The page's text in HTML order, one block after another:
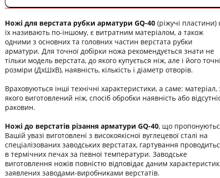
Ножі для верстата рубки арматури GQ-40 (ріжучі пластини)
їх називають по-іншому, є витратним матеріалом, а також
одними з основних та головних частин верстата рубки
арматури. Для точної добірки ножа рекомендується знати не
тільки модель верстата, до якого купується ніж, але і його
розміри (ДхШхВ), наявність, кількість і діаметр отворів.
Враховуються інші технічні характеристики, а саме: матеріал,
якого виготовлений ніж, спосіб обробки наявність або
раковин.
Ножі до верстатів різання арматури GQ-40, що
Вашій увазі виготовлені з високоякісної вуглецевої сталі на
спеціалізованих заводських верстатах, гартування
в термічних печах за певної температури. Заводське
виготовлення ножів повністю відповідає даним
заявлених заводами-виробниками верстатів.